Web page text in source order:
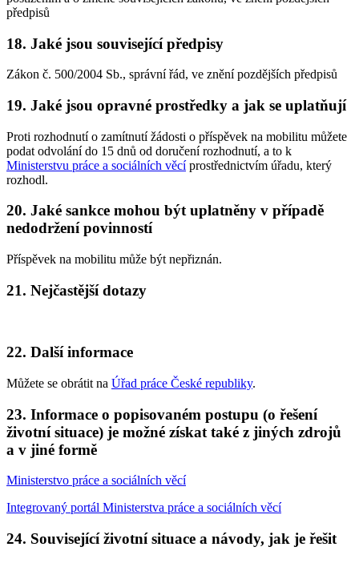
předpisů
18. Jaké jsou související předpisy
Zákon č. 500/2004 Sb., správní řád, ve znění pozdějších předpisů
19. Jaké jsou opravné prostředky a jak se uplatňují
Proti rozhodnutí o zamítnutí žádosti o příspěvek na mobilitu můžete
podat odvolání do 15 dnů od doručení rozhodnutí, a to k
Ministerstvu práce a sociálních věcíprostřednictvím úřadu, který
rozhodl.
20. Jaké sankce mohou být uplatněny v případě
nedodržení povinností
Příspěvek na mobilitu může být nepřiznán.
21. Nejčastější dotazy
22. Další informace
Můžete se obrátit na Úřad práce České republiky.
23. Informace o popisovaném postupu (o řešení
životní situace) je možné získat také z jiných zdrojů
a v jiné formě
Ministerstvo práce a sociálních věcí
Integrovaný portál Ministerstva práce a sociálních věcí
24. Související životní situace a návody, jak je řešit